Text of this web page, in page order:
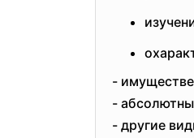
-
-
- другие